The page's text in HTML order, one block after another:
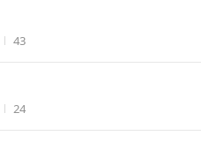
조회수
43
조회수
24